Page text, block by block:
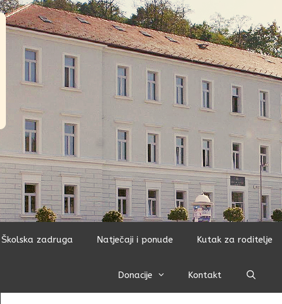
Školska zadruga Natječaji i ponude Kutak za roditelje
Donacije Kontakt